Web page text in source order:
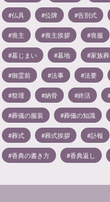
仏具 位牌 告別式
喪主 喪主挨拶 喪服
墓じまい 墓地 家族葬
御霊前 法事 法要
祭壇 納骨 終活
葬儀の服装 葬儀の知識
葬式 葬式挨拶 訃報
香典の書き方 香典返し